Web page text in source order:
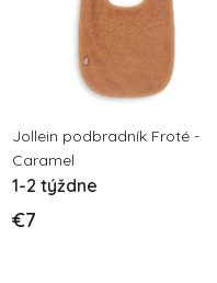
Jollein podbradník Froté -
Caramel
1-2 týždne
€7